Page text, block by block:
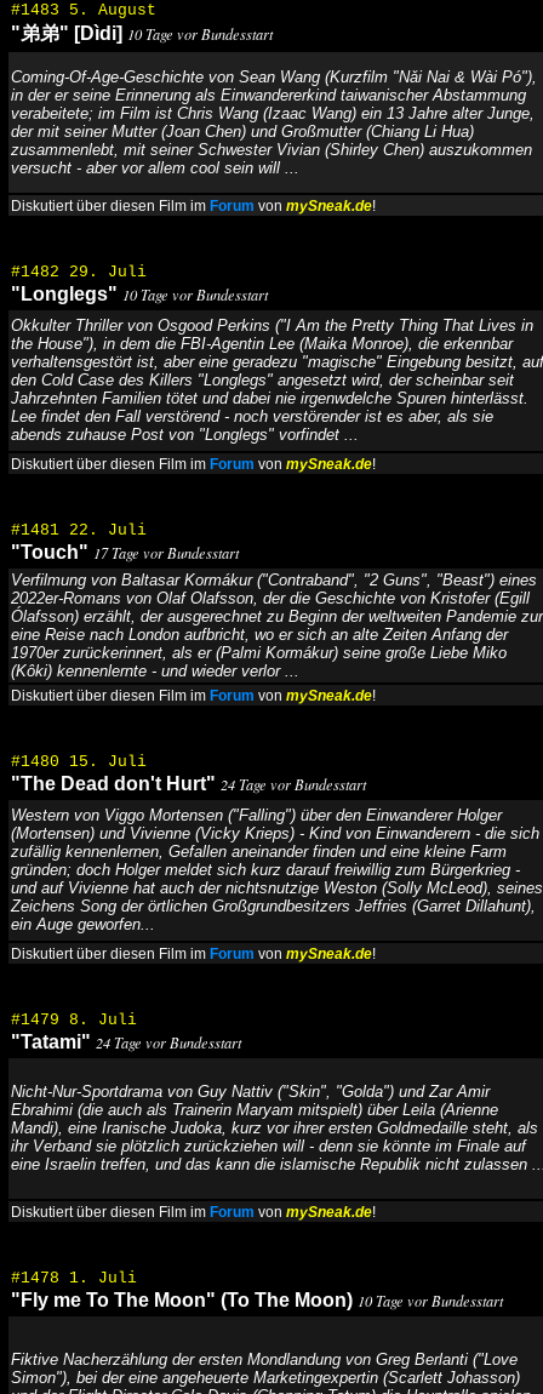
#1483 5. August
"弟弟" [Dìdi] 10 Tage vor Bundesstart
Coming-Of-Age-Geschichte von Sean Wang (Kurzfilm "Nǎi Nai & Wài Pó"),
in der er seine Erinnerung als Einwandererkind taiwanischer Abstammung
verabeitete; im Film ist Chris Wang (Izaac Wang) ein 13 Jahre alter Junge,
der mit seiner Mutter (Joan Chen) und Großmutter (Chiang Li Hua)
zusammenlebt, mit seiner Schwester Vivian (Shirley Chen) auszukommen
versucht - aber vor allem cool sein will ...
Diskutiert über diesen Film im Forum von mySneak.de!
#1482 29. Juli
"Longlegs" 10 Tage vor Bundesstart
Okkulter Thriller von Osgood Perkins ("I Am the Pretty Thing That Lives in
the House"), in dem die FBI-Agentin Lee (Maika Monroe), die erkennbar
verhaltensgestört ist, aber eine geradezu "magische" Eingebung besitzt, auf
den Cold Case des Killers "Longlegs" angesetzt wird, der scheinbar seit
Jahrzehnten Familien tötet und dabei nie irgenwdelche Spuren hinterlässt.
Lee findet den Fall verstörend - noch verstörender ist es aber, als sie
abends zuhause Post von "Longlegs" vorfindet ...
Diskutiert über diesen Film im Forum von mySneak.de!
#1481 22. Juli
"Touch" 17 Tage vor Bundesstart
Verfilmung von Baltasar Kormákur ("Contraband", "2 Guns", "Beast") eines
2022er-Romans von Olaf Olafsson, der die Geschichte von Kristofer (Egill
Ólafsson) erzählt, der ausgerechnet zu Beginn der weltweiten Pandemie zur
eine Reise nach London aufbricht, wo er sich an alte Zeiten Anfang der
1970er zurückerinnert, als er (Palmi Kormákur) seine große Liebe Miko
(Kôki) kennenlernte - und wieder verlor ...
Diskutiert über diesen Film im Forum von mySneak.de!
#1480 15. Juli
"The Dead don't Hurt" 24 Tage vor Bundesstart
Western von Viggo Mortensen ("Falling") über den Einwanderer Holger
(Mortensen) und Vivienne (Vicky Krieps) - Kind von Einwanderern - die sich
zufällig kennenlernen, Gefallen aneinander finden und eine kleine Farm
gründen; doch Holger meldet sich kurz darauf freiwillig zum Bürgerkrieg -
und auf Vivienne hat auch der nichtsnutzige Weston (Solly McLeod), seines
Zeichens Song der örtlichen Großgrundbesitzers Jeffries (Garret Dillahunt),
ein Auge geworfen...
Diskutiert über diesen Film im Forum von mySneak.de!
#1479 8. Juli
"Tatami" 24 Tage vor Bundesstart
Nicht-Nur-Sportdrama von Guy Nattiv ("Skin", "Golda") und Zar Amir
Ebrahimi (die auch als Trainerin Maryam mitspielt) über Leila (Arienne
Mandi), eine Iranische Judoka, kurz vor ihrer ersten Goldmedaille steht, als
ihr Verband sie plötzlich zurückziehen will - denn sie könnte im Finale auf
eine Israelin treffen, und das kann die islamische Republik nicht zulassen
Diskutiert über diesen Film im Forum von mySneak.de!
#1478 1. Juli
"Fly me To The Moon" (To The Moon) 10 Tage vor Bundesstart
Fiktive Nacherzählung der ersten Mondlandung von Greg Berlanti ("Love
Simon"), bei der eine angeheuerte Marketingexpertin (Scarlett Johasson)